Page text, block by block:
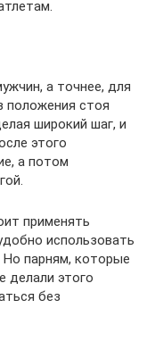
а точнее, для
положения стоя
широкий шаг, и
этого
а потом
применять
использовать
Но парням, которые
делали этого
без